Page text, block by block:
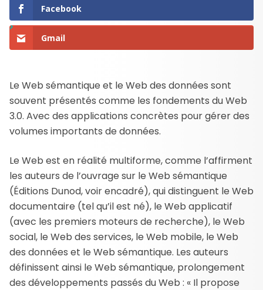
Facebook
Gmail
Le Web sémantique et le Web des données sont
souvent présentés comme les fondements du Web
3.0. Avec des applications concrètes pour gérer des
volumes importants de données.
Le Web est en réalité multiforme, comme l’affirment
les auteurs de l’ouvrage sur le Web sémantique
(Éditions Dunod, voir encadré), qui distinguent le Web
documentaire (tel qu’il est né), le Web applicatif
(avec les premiers moteurs de recherche), le Web
social, le Web des services, le Web mobile, le Web
des données et le Web sémantique. Les auteurs
définissent ainsi le Web sémantique, prolongement
des développements passés du Web : « Il propose